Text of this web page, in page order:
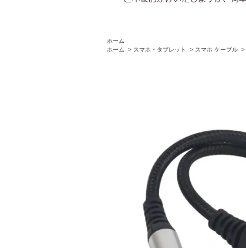
ホーム
ホーム
> スマホ・タブレット > スマホ ケーブル >